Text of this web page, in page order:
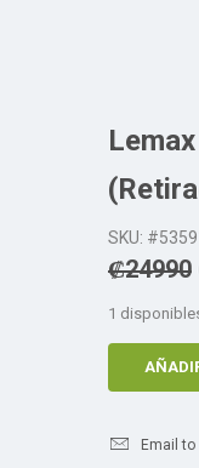
SKU:
₡24990
1
Email to